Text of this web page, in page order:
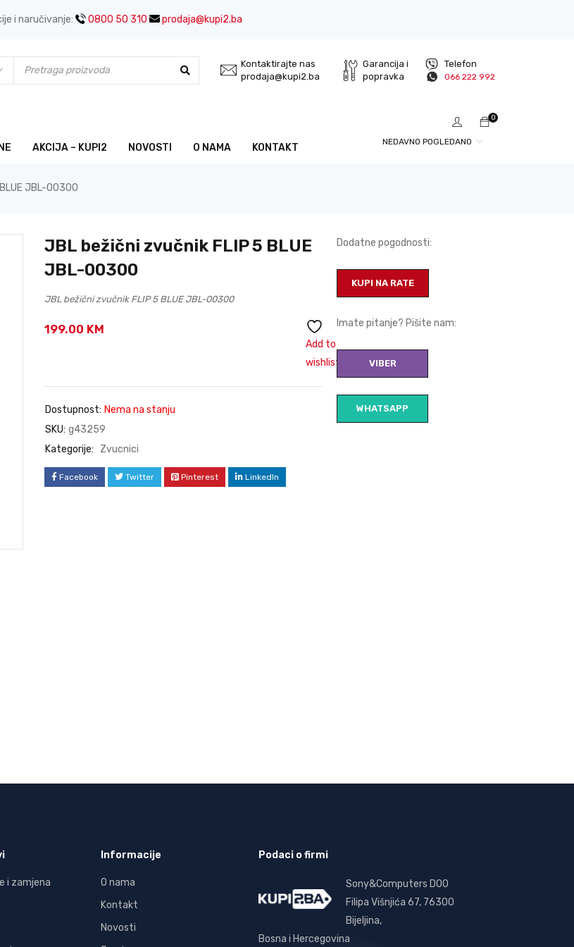
i naručivanje: 0800 50 310 prodaja@kupi2.ba
Kontaktirajte nas
prodaja@kupi2.ba
Garancija i
popravka
Telefon
066 222 992
AKCIJA – KUPI2 NOVOSTI O NAMA KONTAKT
0
NEDAVNO POGLEDANO
JBL-00300
JBL bežični zvučnik FLIP 5 BLUE
JBL-00300
JBL bežični zvučnik FLIP 5 BLUE JBL-00300
199.00 KM
Add to
wishlist
Dostupnost: Nema na stanju
SKU: g43259
Kategorije:
Zvucnici
Facebook Twitter Pinterest LinkedIn
Dodatne pogodnosti:
KUPI NA RATE
Imate pitanje? Pišite nam:
VIBER
WHATSAPP
i zamjena
Informacije
O nama
Kontakt
Novosti
Podaci o firmi
Sony&Computers DOO
Filipa Višnjića 67, 76300
Bijeljina,
Bosna i Hercegovina